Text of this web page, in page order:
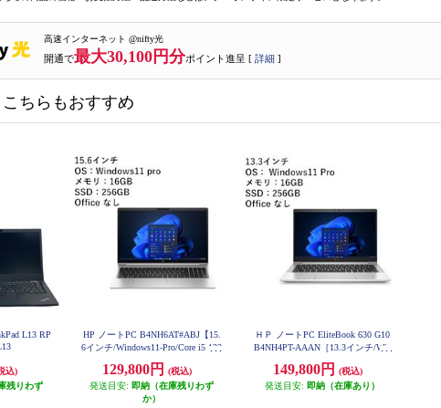
高速インターネット @nifty光
開通で最大30,100円分ポイント進呈 [ 詳細 ]
こちらもおすすめ
L13 RP
込)
残りわず
HP ノートPC B4NH6AT#ABJ【15.
6インチ/Windows11-Pro/Core i5 133
soft Officeなし】 B4NH6ATABJ
129,800円
(税込)
発送目安: 即納（在庫残りわず
か）
ＨＰ ノートPC EliteBook 630 G10
B4NH4PT-AAAN［13.3インチ/Win
GB/256GB(SSD)/Microsoft Officeな
し］ B4NH4PT-AAAN
149,800円
(税込)
発送目安: 即納（在庫あり）